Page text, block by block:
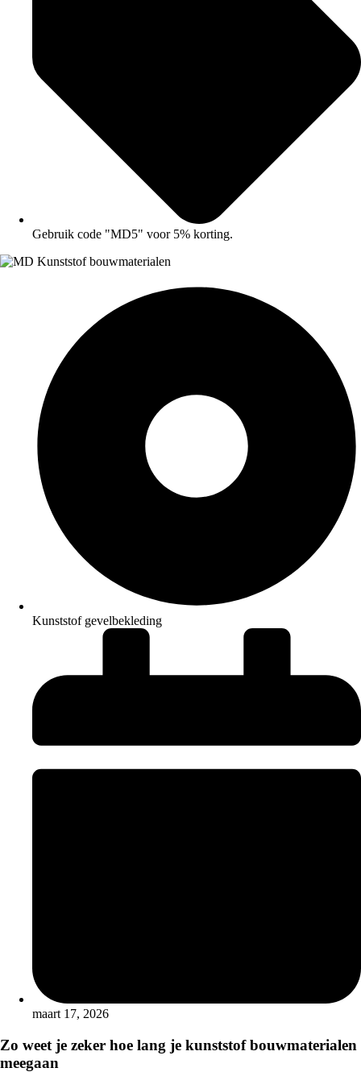
Gebruik code "MD5" voor 5% korting.
Kunststof gevelbekleding
maart 17, 2026
Zo weet je zeker hoe lang je kunststof bouwmaterialen
meegaan